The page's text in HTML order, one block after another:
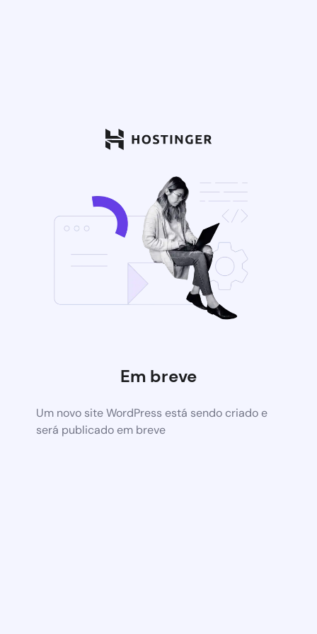
Em breve
Um novo site WordPress está sendo criado e
será publicado em breve